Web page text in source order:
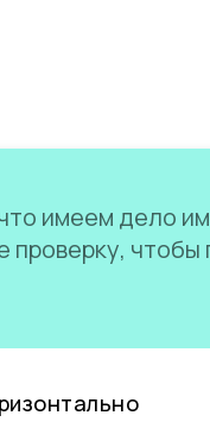
имеем дело
чтобы